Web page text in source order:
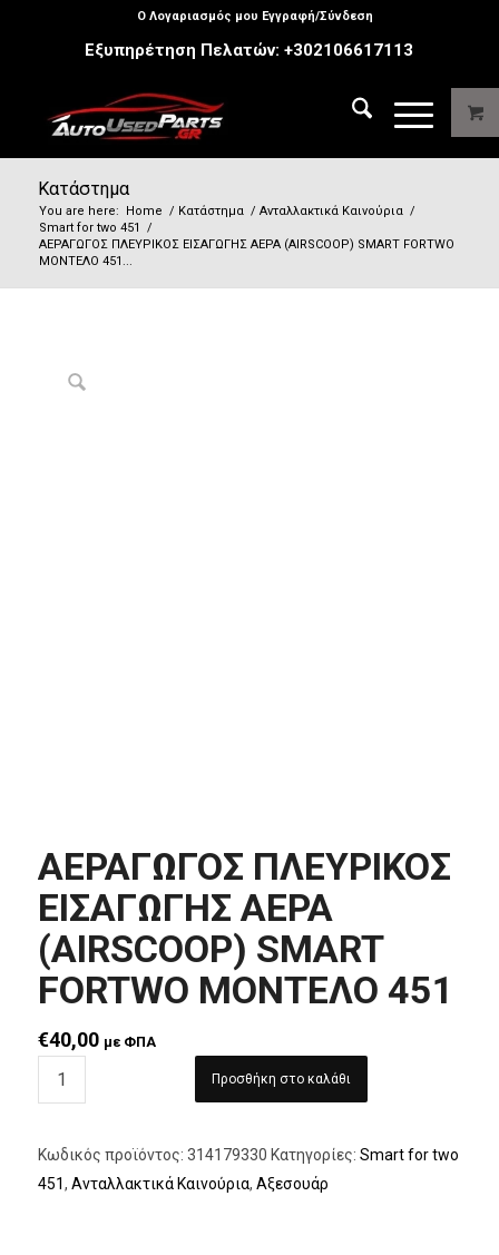
Ο Λογαριασμός μου Εγγραφή/Σύνδεση
Εξυπηρέτηση Πελατών:+302106617113
Κατάστημα
You are here: Home / Κατάστημα / Ανταλλακτικά Καινούρια /
Smart for two 451
/
ΑΕΡΑΓΩΓΟΣ ΠΛΕΥΡΙΚΟΣ ΕΙΣΑΓΩΓΗΣ ΑΕΡΑ (AIRSCOOP) SMART FORTWO
ΜΟΝΤΕΛΟ 451...
ΑΕΡΑΓΩΓΟΣ ΠΛΕΥΡΙΚΟΣ
ΕΙΣΑΓΩΓΗΣ ΑΕΡΑ
(AIRSCOOP) SMART
FORTWO ΜΟΝΤΕΛΟ 451
€40,00 με ΦΠΑ
Προσθήκη στο καλάθι
Κωδικός προϊόντος: 314179330 Κατηγορίες: Smart for two
451, Ανταλλακτικά Καινούρια, Αξεσουάρ